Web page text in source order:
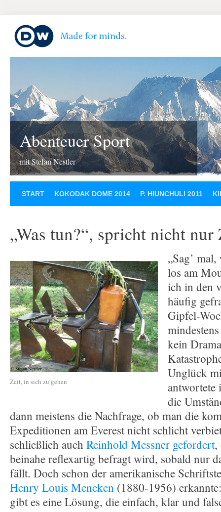
Abenteuer Sport
mit Stefan Nestler
START KOKODAK DOME 2014 P. HIUNCHULI 2011
„Was tun?“, spricht nicht nur
Zeit, in sich zu gehen
„Sag’
los am
ich in den
häufig
Gipfel-
kein
Unglück
antwortete
die
dann meistens die Nachfrage, ob man die
Expeditionen am Everest nicht schlicht
schließlich auch Reinhold Messner gefordert,
beinahe reflexartig befragt wird, sobald nur
fällt. Doch schon der amerikanische
Henry Louis Mencken (1880-1956)
gibt es eine Lösung, die einfach, klar und